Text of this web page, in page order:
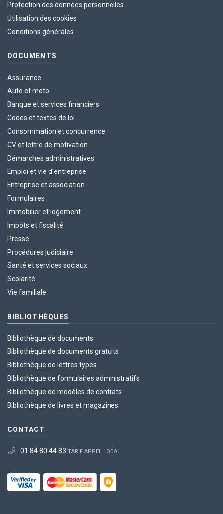
Protection des données personnelles
Utilisation des cookies
Conditions générales
DOCUMENTS
Assurance
Auto et moto
Banque et services financiers
Codes et textes de loi
Consommation et concurrence
CV et lettre de motivation
Démarches administratives
Emploi et vie d'entreprise
Entreprise et association
Formulaires
Immobilier et logement
Impôts et fiscalité
Presse
Procédures judiciaire
Santé et services sociaux
Scolarité
Vie familiale
BIBLIOTHÈQUES
Bibliothèque de documents
Bibliothèque de documents gratuits
Bibliothèque de lettres types
Bibliothèque de formulaires administratifs
Bibliothèque de modèles de contrats
Bibliothèque de livres et magazines
CONTACT
01 84 80 44 83 TARIF APPEL LOCAL